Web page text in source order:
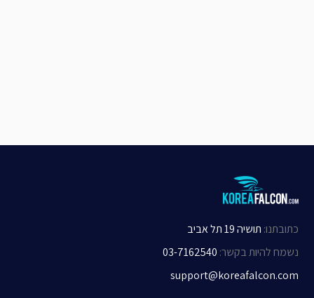
תושיה 19 תל אביב :כתובתנו
03-7162540 :נשמח להיות בקשר
support@koreafalcon.com